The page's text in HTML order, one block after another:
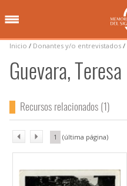
Inicio / Donantes y/o entrevistados /
Guevara, Teresa
Recursos relacionados (1)
1